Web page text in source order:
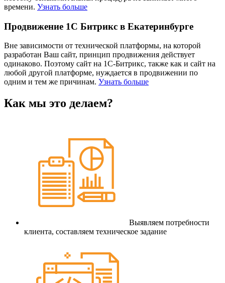
времени. Узнать больше
Продвижение 1С Битрикс в Екатеринбурге
Вне зависимости от технической платформы, на которой
разработан Ваш сайт, принцип продвижения действует
одинаково. Поэтому сайт на 1С-Битрикс, также как и сайт на
любой другой платформе, нуждается в продвижении по
одним и тем же причинам. Узнать больше
Как мы это делаем?
Выявляем потребности
клиента, составляем техническое задание